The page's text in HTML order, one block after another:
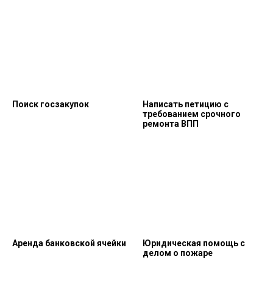
Поиск госзакупок
Написать петицию с
требованием срочного
ремонта ВПП
Аренда банковской ячейки
Юридическая помощь с
делом о пожаре